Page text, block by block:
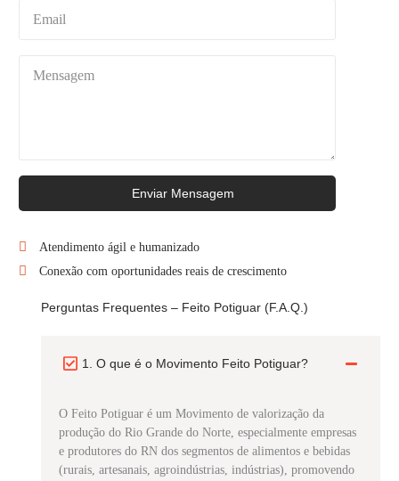
Enviar Mensagem
Atendimento ágil e humanizado
Conexão com oportunidades reais de crescimento
Perguntas Frequentes – Feito Potiguar (F.A.Q.)
1. O que é o Movimento Feito Potiguar?
O Feito Potiguar é um Movimento de valorização da
produção do Rio Grande do Norte, especialmente empresas
e produtores do RN dos segmentos de alimentos e bebidas
(rurais, artesanais, agroindústrias, indústrias), promovendo